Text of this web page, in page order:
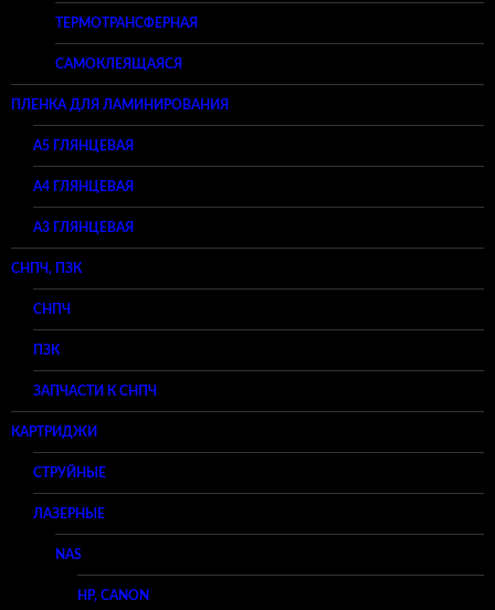
ТЕРМОТРАНСФЕРНАЯ
САМОКЛЕЯЩАЯСЯ
ПЛЕНКА ДЛЯ ЛАМИНИРОВАНИЯ
A5 ГЛЯНЦЕВАЯ
А4 ГЛЯНЦЕВАЯ
A3 ГЛЯНЦЕВАЯ
СНПЧ, ПЗК
СНПЧ
ПЗК
ЗАПЧАСТИ К СНПЧ
КАРТРИДЖИ
СТРУЙНЫЕ
ЛАЗЕРНЫЕ
NAS
HP, CANON